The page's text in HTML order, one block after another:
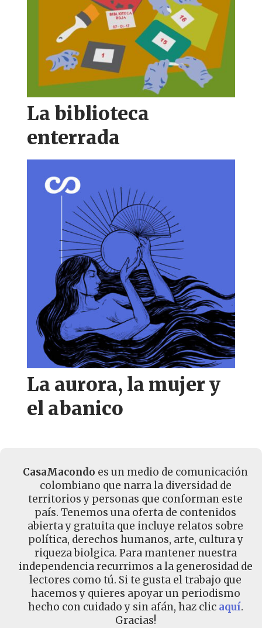
La biblioteca
enterrada
La aurora, la mujer y
el abanico
CasaMacondo es un medio de comunicación
colombiano que narra la diversidad de
territorios y personas que conforman este
país. Tenemos una oferta de contenidos
abierta y gratuita que incluye relatos sobre
política, derechos humanos, arte, cultura y
riqueza biolgica. Para mantener nuestra
independencia recurrimos a la generosidad de
lectores como tú. Si te gusta el trabajo que
hacemos y quieres apoyar un periodismo
hecho con cuidado y sin afán, haz clic aquí.
Gracias!